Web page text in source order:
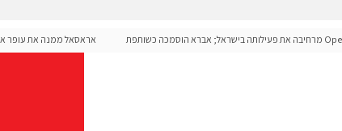
OpenAI מרחיבה את פעילותה בישראל; אברא הוסמכה כשותפת
אראסאל ממנה את עופר